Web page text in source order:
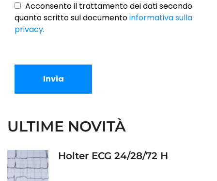
VuotoAcconsento il trattamento dei dati secondo
quanto scritto sul documentoinformativa sulla
privacy.
Invia
ULTIME NOVITÀ
Holter ECG 24/28/72 H